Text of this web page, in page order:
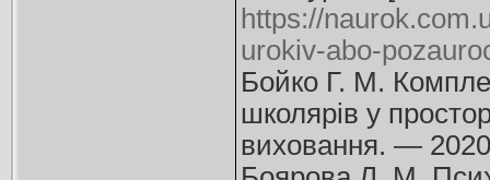
https://
urokiv-abo-
Бойко Г. М.
школярів у
виховання. —